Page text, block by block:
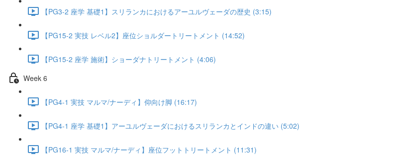
【PG3-2 座学 基礎1】スリランカにおけるアーユルヴェーダの歴史 (3:15)
【PG15-2 実技 レベル2】座位ショルダートリートメント (14:52)
【PG15-2 座学 施術】ショーダナトリートメント (4:06)
Week 6
【PG4-1 実技 マルマ/ナーディ】仰向け脚 (16:17)
【PG4-1 座学 基礎1】アーユルヴェーダにおけるスリランカとインドの違い (5:02)
【PG16-1 実技 マルマ/ナーディ】座位フットトリートメント (11:31)